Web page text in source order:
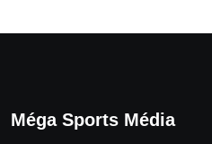
Méga Sports Média